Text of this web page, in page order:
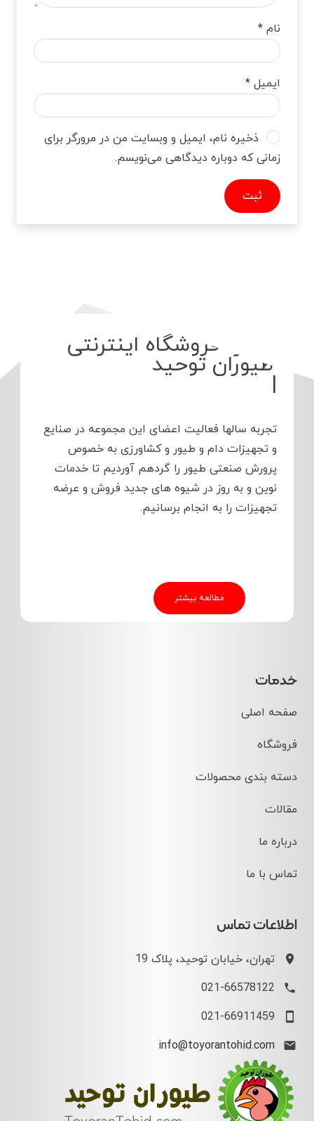
نام *
ایمیل *
ذخیره نام، ایمیل و وبسایت من در مرورگر برای
زمانی که دوباره دیدگاهی می‌نویسم.
درباره فروشگاه اینترنتی
طیو
|
تجربه سالها فعالیت اعضای این مجموعه در صنایع
و تجهیزات دام و طیور و کشاورزی به خصوص
پرورش صنعتی طیور را گردهم آوردیم تا خدمات
نوین و به روز در شیوه های جدید فروش و عرضه
تجهیزات را به انجام برسانیم.
مطالعه بیشتر
خدمات
صفحه اصلی
فروشگاه
دسته بندی محصولات
مقالات
درباره ما
تماس با ما
اطلاعات تماس
تهران، خیابان توحید، پلاک 19
021-66578122
021-66911459
info@toyorantohid.com